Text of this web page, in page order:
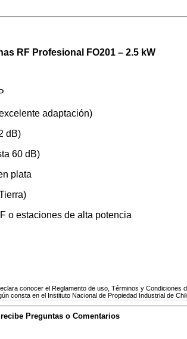
RF Profesional FO201 – 2.5 kW
adaptación)
dB)
60 dB)
plata
o estaciones de alta potencia
conocer el Reglamento de uso, Términos y Condiciones
consta en el Instituto Nacional de Propiedad Industrial de
Preguntas o Comentarios